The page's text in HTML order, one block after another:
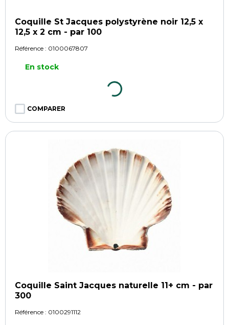
Coquille St Jacques polystyrène noir 12,5 x
12,5 x 2 cm - par 100
Référence : 0100067807
En stock
COMPARER
Coquille Saint Jacques naturelle 11+ cm - par
300
Référence : 0100291112